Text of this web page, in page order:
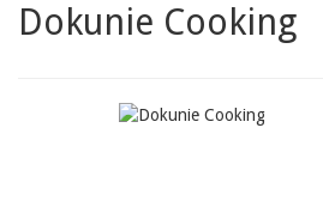
Dokunie Cooking